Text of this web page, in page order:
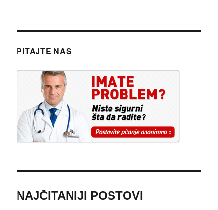
PITAJTE NAS
NAJČITANIJI POSTOVI